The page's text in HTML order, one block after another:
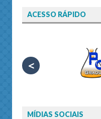
ACESSO RÁPIDO
<
MÍDIAS SOCIAIS